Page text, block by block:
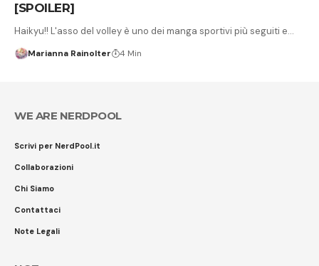
[SPOILER]
Haikyu!! L'asso del volley è uno dei manga sportivi più seguiti e…
Marianna Rainolter 4 Min
WE ARE NERDPOOL
Scrivi per NerdPool.it
Collaborazioni
Chi Siamo
Contattaci
Note Legali